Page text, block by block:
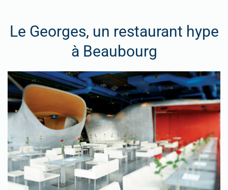
Le Georges, un restaurant hype
à Beaubourg